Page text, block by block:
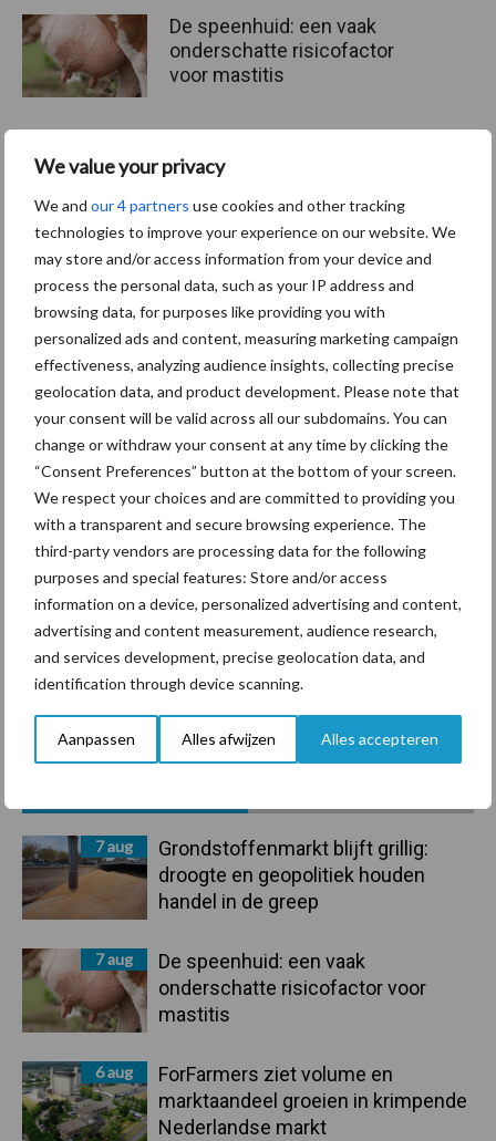
We value your privacy
We and our 4 partners use cookies and other tracking
technologies to improve your experience on our website. We
may store and/or access information from your device and
process the personal data, such as your IP address and
browsing data, for purposes like providing you with
personalized ads and content, measuring marketing campaign
effectiveness, analyzing audience insights, collecting precise
geolocation data, and product development. Please note that
your consent will be valid across all our subdomains. You can
change or withdraw your consent at any time by clicking the
“Consent Preferences” button at the bottom of your screen.
We respect your choices and are committed to providing you
with a transparent and secure browsing experience. The
third-party vendors are processing data for the following
purposes and special features: Store and/or access
information on a device, personalized advertising and content,
advertising and content measurement, audience research,
and services development, precise geolocation data, and
identification through device scanning.
Aanpassen Alles afwijzen Alles accepteren
Primaire
Sidebar
7 aug
Grondstoffenmarkt blijft grillig:
droogte en geopolitiek houden
handel in de greep
7 aug
De speenhuid: een vaak
onderschatte risicofactor voor
mastitis
6 aug
ForFarmers ziet volume en
marktaandeel groeien in krimpende
Nederlandse markt
De speenhuid: een vaak
onderschatte risicofactor
voor mastitis
ForFarmers ziet volume en
marktaandeel groeien in
markt
Themapagina's
Diergezondheid Bemesting Fokkerij
Bedrijfsnieuws
Ligbox &
Voerhekken
Toon meer